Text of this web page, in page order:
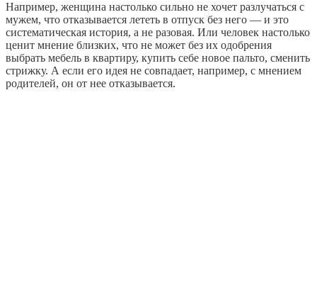
Например, женщина настолько сильно не хочет разлучаться с
мужем, что отказывается лететь в отпуск без него — и это
систематическая история, а не разовая. Или человек настолько
ценит мнение близких, что не может без их одобрения
выбрать мебель в квартиру, купить себе новое пальто, сменить
стрижку. А если его идея не совпадает, например, с мнением
родителей, он от нее отказывается.